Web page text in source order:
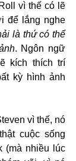
vì thế có lẽ
để lắng nghe
là thứ có thể
. Ngôn ngữ
kích thích trí
kỳ hình ảnh
vì thế, nó
cuộc sống
(mà nhiều lúc